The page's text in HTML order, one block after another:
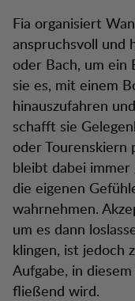
Fia organisiert
anspruchsvoll und
oder Bach, um ein
sie es, mit einem
hinauszufahren
schafft sie
oder Tourenskiern
bleibt dabei immer
die eigenen
wahrnehmen.
um es dann
klingen, ist jedoch
Aufgabe, in
fließend wird.